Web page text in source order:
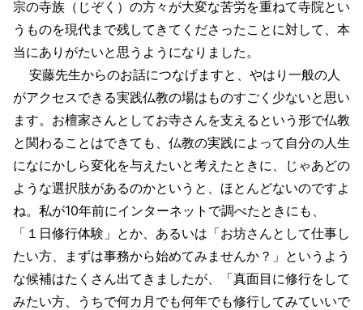
宗の寺族（じぞく）の方々が大変な苦労を重ねて寺院とい
うものを現代まで残してきてくださったことに対して、本
当にありがたいと思うようになりました。
安藤先生からのお話につなげますと、やはり一般の人
がアクセスできる実践仏教の場はものすごく少ないと思い
ます。お檀家さんとしてお寺さんを支えるという形で仏教
と関わることはできても、仏教の実践によって自分の人生
になにかしら変化を与えたいと考えたときに、じゃあどの
ような選択肢があるのかというと、ほとんどないのですよ
ね。私が10年前にインターネットで調べたときにも、
「１日修行体験」とか、あるいは「お坊さんとして仕事し
たい方、まずは事務から始めてみませんか？」というよう
な候補はたくさん出てきましたが、「真面目に修行をして
みたい方、うちで何カ月でも何年でも修行してみていいで